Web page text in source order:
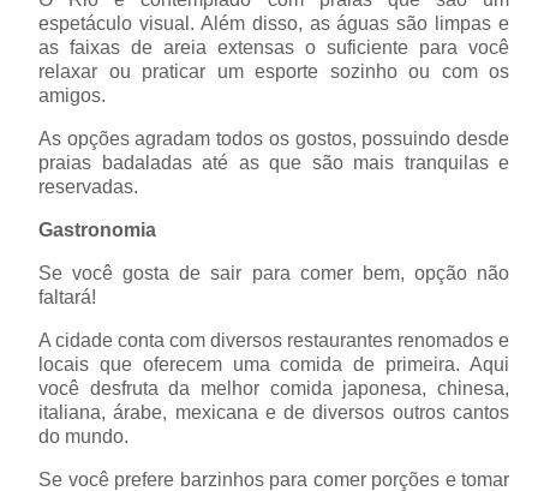
espetáculo visual. Além disso, as águas são limpas e
as faixas de areia extensas o suficiente para você
relaxar ou praticar um esporte sozinho ou com os
amigos.
As opções agradam todos os gostos, possuindo desde
praias badaladas até as que são mais tranquilas e
reservadas.
Gastronomia
Se você gosta de sair para comer bem, opção não
faltará!
A cidade conta com diversos restaurantes renomados e
locais que oferecem uma comida de primeira. Aqui
você desfruta da melhor comida japonesa, chinesa,
italiana, árabe, mexicana e de diversos outros cantos
do mundo.
Se você prefere barzinhos para comer porções e tomar